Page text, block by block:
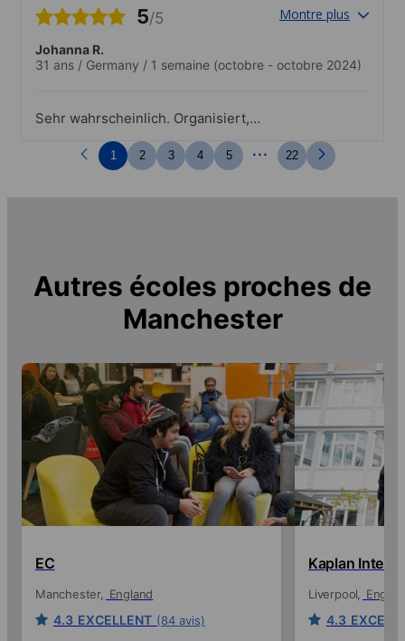
5/5 Montre plus
Johanna R.
31 ans / Germany / 1 semaine (octobre - octobre 2024)
Sehr wahrscheinlich. Organisiert,
weiteres Angebot und Möglichkeiten,
Unterrichtsoptionen dazu zu buchen.
1 2 3 4 5 ... 22
Autres écoles proches de
Manchester
EC
Manchester England
4.3 EXCELLENT (84 avis)
Kaplan
Liverpool
4.3